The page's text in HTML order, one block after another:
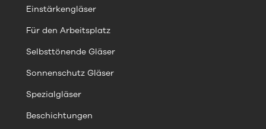
Einstärkengläser
Für den Arbeitsplatz
Selbsttönende Gläser
Sonnenschutz Gläser
Spezialgläser
Beschichtungen